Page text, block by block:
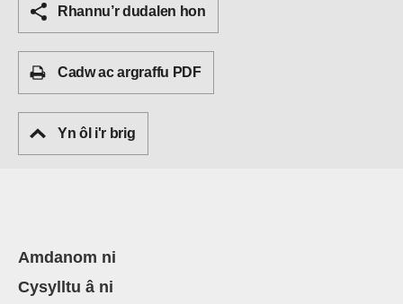
Rhannu’r dudalen hon
Cadw ac argraffu PDF
Yn ôl i'r brig
Amdanom ni
Cysylltu â ni